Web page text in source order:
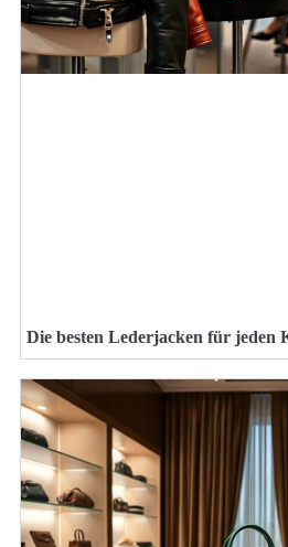
Die besten Lederjacken für jeden